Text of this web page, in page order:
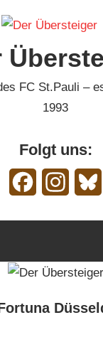
FC St.Pauli –
1993
Folgt uns:
Facebook